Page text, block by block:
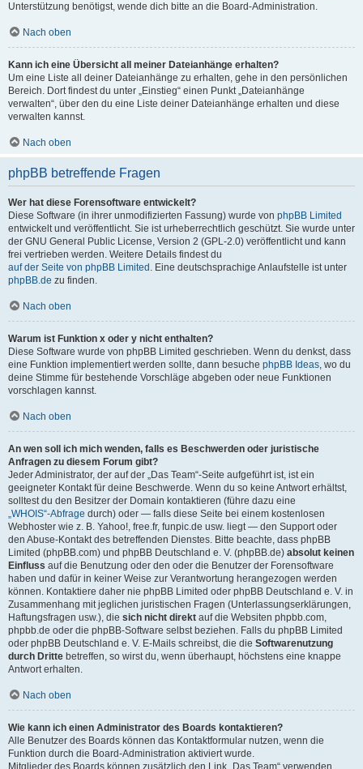
Unterstützung benötigst, wende dich bitte an die Board-Administration.
Nach oben
Kann ich eine Übersicht all meiner Dateianhänge erhalten?
Um eine Liste all deiner Dateianhänge zu erhalten, gehe in den persönlichen
Bereich. Dort findest du unter „Einstieg“ einen Punkt „Dateianhänge
verwalten“, über den du eine Liste deiner Dateianhänge erhalten und diese
verwalten kannst.
Nach oben
phpBB betreffende Fragen
Wer hat diese Forensoftware entwickelt?
Diese Software (in ihrer unmodifizierten Fassung) wurde von phpBB Limited
entwickelt und veröffentlicht. Sie ist urheberrechtlich geschützt. Sie wurde unter
der GNU General Public License, Version 2 (GPL-2.0) veröffentlicht und kann
frei vertrieben werden. Weitere Details findest du
auf der Seite von phpBB Limited . Eine deutschsprachige Anlaufstelle ist unter
phpBB.de zu finden.
Nach oben
Warum ist Funktion x oder y nicht enthalten?
Diese Software wurde von phpBB Limited geschrieben. Wenn du denkst, dass
eine Funktion implementiert werden sollte, dann besuche phpBB Ideas, wo du
deine Stimme für bestehende Vorschläge abgeben oder neue Funktionen
vorschlagen kannst.
Nach oben
An wen soll ich mich wenden, falls es Beschwerden oder juristische
Anfragen zu diesem Forum gibt?
Jeder Administrator, der auf der „Das Team“-Seite aufgeführt ist, ist ein
geeigneter Kontakt für deine Beschwerde. Wenn du so keine Antwort erhältst,
solltest du den Besitzer der Domain kontaktieren (führe dazu eine
„WHOIS“-Abfrage durch) oder — falls diese Seite bei einem kostenlosen
Webhoster wie z. B. Yahoo!, free.fr, funpic.de usw. liegt — den Support oder
den Abuse-Kontakt des betreffenden Dienstes. Bitte beachte, dass phpBB
Limited (phpBB.com) und phpBB Deutschland e. V. (phpBB.de) absolut keinen
Einfluss auf die Benutzung oder den oder die Benutzer der Forensoftware
haben und dafür in keiner Weise zur Verantwortung herangezogen werden
können. Kontaktiere daher nie phpBB Limited oder phpBB Deutschland e. V. in
Zusammenhang mit jeglichen juristischen Fragen (Unterlassungserklärungen,
Haftungsfragen usw.), die sich nicht direkt auf die Websiten phpbb.com,
phpbb.de oder die phpBB-Software selbst beziehen. Falls du phpBB Limited
oder phpBB Deutschland e. V. E-Mails schreibst, die die Softwarenutzung
durch Dritte betreffen, so wirst du, wenn überhaupt, höchstens eine knappe
Antwort erhalten.
Nach oben
Wie kann ich einen Administrator des Boards kontaktieren?
Alle Benutzer des Boards können das Kontaktformular nutzen, wenn die
Funktion durch die Board-Administration aktiviert wurde.
Mitglieder des Boards können zusätzlich den Link „Das Team“ verwenden.